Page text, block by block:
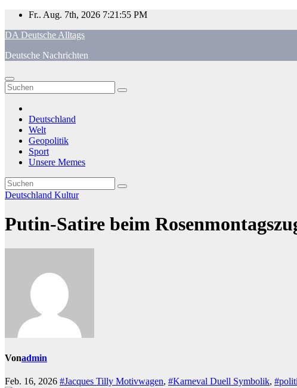
Zum
springen
Fr.. Aug. 7th, 2026 7:21:56 PM
DA Deutsche Alltags
Deutsche Nachrichten
Deutschland
Welt
Geopolitik
Sport
Unsere Memes
Deutschland Kultur
Putin-Satire beim
Vonadmin
Feb. 16, 2026 #Jacques Tilly Motivwagen, #Karneval Duell Symbolik,